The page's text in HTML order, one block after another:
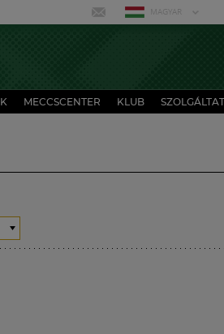
MAGYAR
MECCSCENTER KLUB